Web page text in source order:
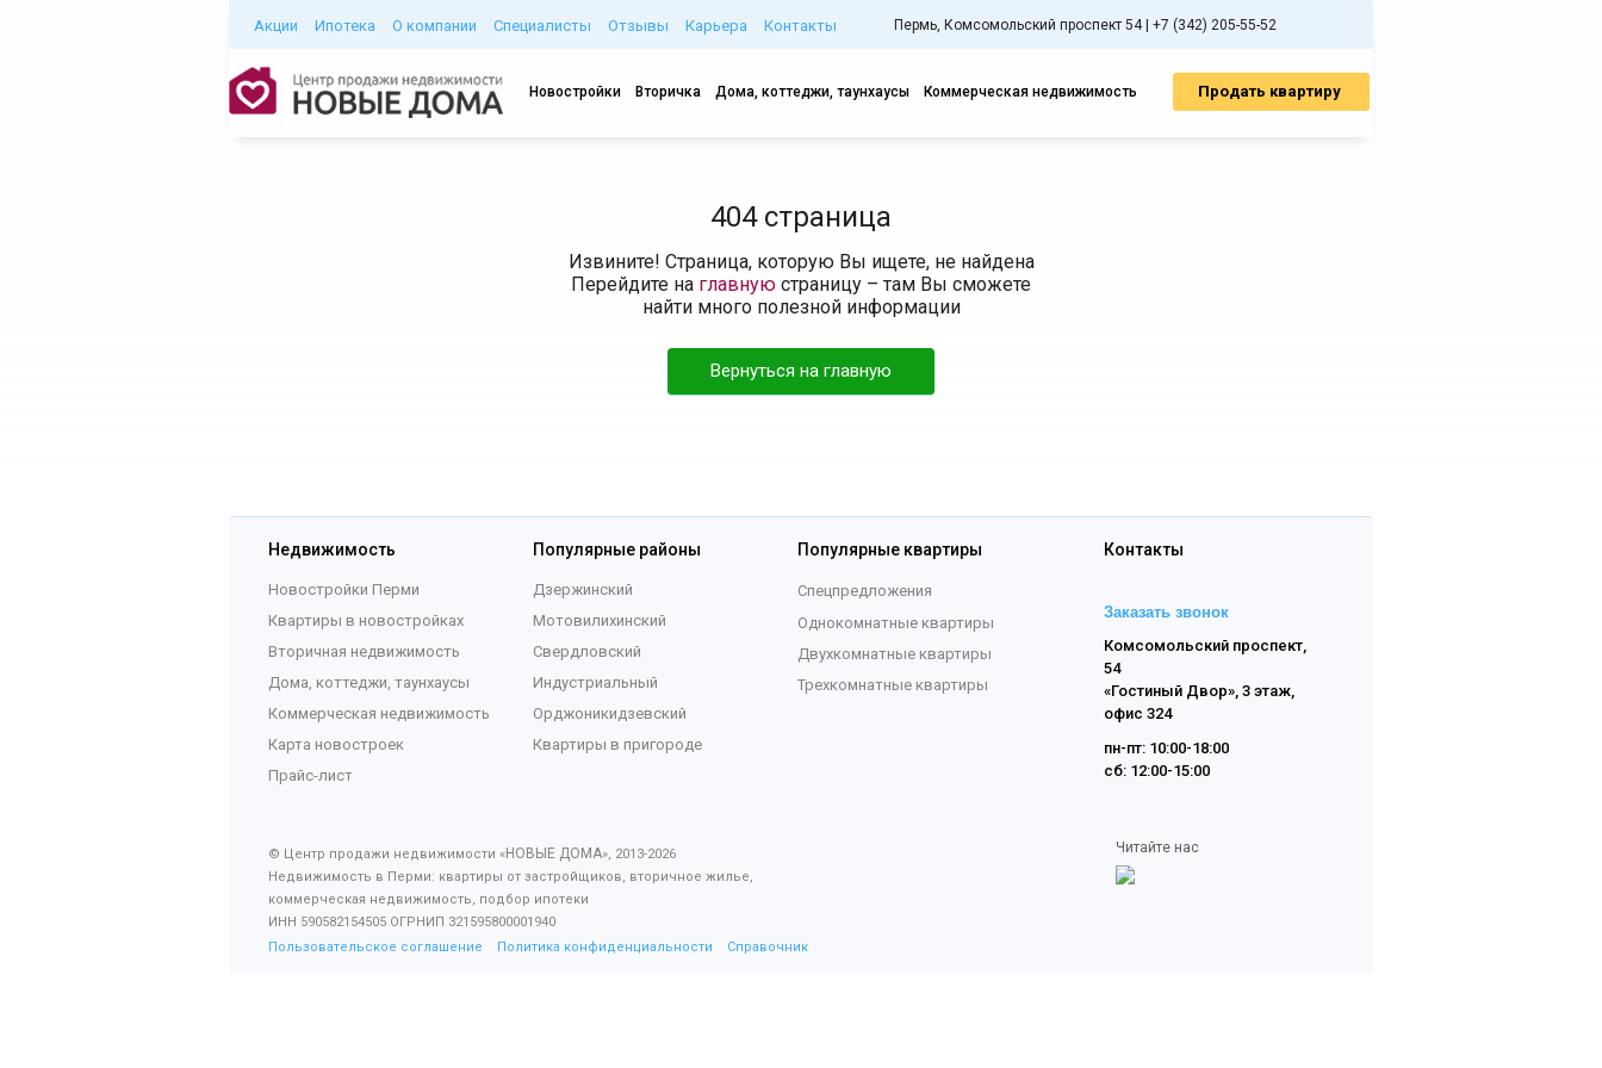
Акции Ипотека О компании Специалисты Отзывы Карьера Контакты Пермь, Комсомольский проспект 54 | +7 (342) 205-55-52
Новостройки Вторичка Дома, коттеджи, таунхаусы Коммерческая недвижимость Продать квартиру
404 страница
Извините! Страница, которую Вы ищете, не найдена
Перейдите на главную страницу – там Вы сможете
найти много полезной информации
Вернуться на главную
Недвижимость
Новостройки Перми
Квартиры в новостройках
Вторичная недвижимость
Дома, коттеджи, таунхаусы
Коммерческая недвижимость
Карта новостроек
Прайс-лист
Популярные районы
Дзержинский
Мотовилихинский
Свердловский
Индустриальный
Орджоникидзевский
Квартиры в пригороде
Популярные квартиры
Спецпредложения
Однокомнатные квартиры
Двухкомнатные квартиры
Трехкомнатные квартиры
Контакты
Заказать звонок
Комсомольский проспект,
54
«Гостиный Двор», 3 этаж,
офис 324
пн-пт: 10:00-18:00
сб: 12:00-15:00
© Центр продажи недвижимости «НОВЫЕ ДОМА», 2013-2026
Недвижимость в Перми: квартиры от застройщиков, вторичное жилье,
коммерческая недвижимость, подбор ипотеки
ИНН 590582154505 ОГРНИП 321595800001940
Пользовательское соглашение
Политика конфиденциальности Справочник
Читайте нас